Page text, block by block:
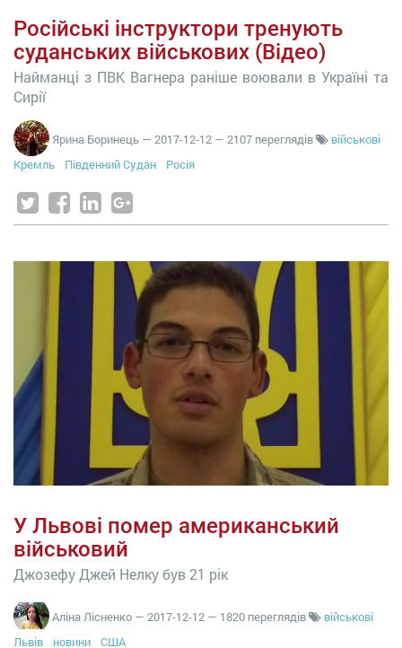
Російські інструктори тренують
суданських військових (Відео)
Найманці з ПВК Вагнера раніше воювали в Україні та
Сирії
Ярина Боринець — 2017-12-12 — 2107 переглядів
військові
Кремль
Південний Судан Росія
У Львові помер американський
військовий
Джозефу Джей Нелку був 21 рік
Аліна Лісненко — 2017-12-12 — 1820 переглядів
військові
Львів
новини США